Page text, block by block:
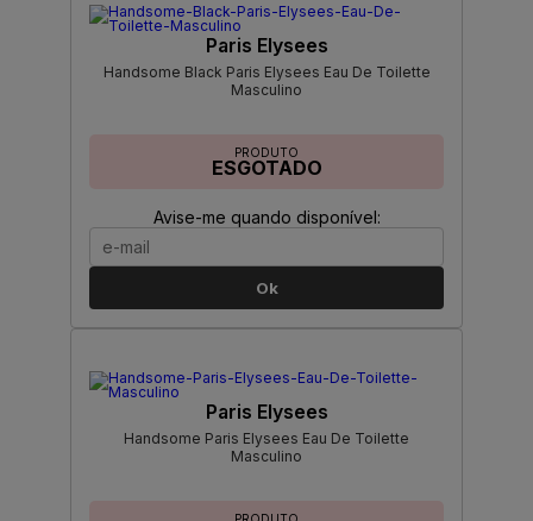
Paris Elysees
Handsome Black Paris Elysees Eau De Toilette
Masculino
PRODUTO
ESGOTADO
Avise-me quando disponível:
Ok
Paris Elysees
Handsome Paris Elysees Eau De Toilette
Masculino